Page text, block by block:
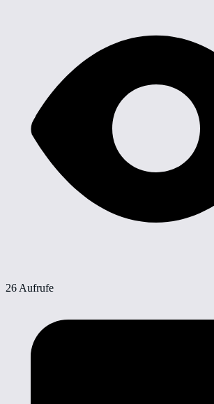
26 Aufrufe